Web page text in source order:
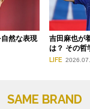
然な表現
吉田麻也が
は？ その哲
LIFE
SAME BRAND